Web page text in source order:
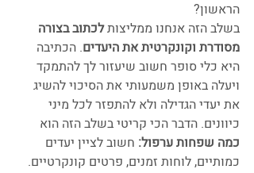
הראשון?
בשלב הזה אנחנו ממליצות לכתוב בצורה
מסודרת וקונקרטית את היעדים. הכתיבה
היא כלי סופר חשוב שיעזור לך להתמקד
ויעלה באופן משמעותי את הסיכוי להשיג
את יעדי הגדילה ולא להתפזר לכל מיני
כיוונים. הדבר הכי קריטי בשלב הזה הוא
כמה שפחות ערפול: חשוב לציין יעדים
כמותיים, לוחות זמנים, פרטים קונקרטיים.